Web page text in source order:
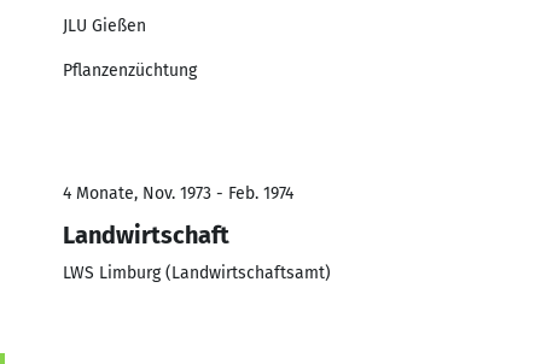
JLU Gießen
Pflanzenzüchtung
4 Monate, Nov. 1973 - Feb. 1974
Landwirtschaft
LWS Limburg (Landwirtschaftsamt)